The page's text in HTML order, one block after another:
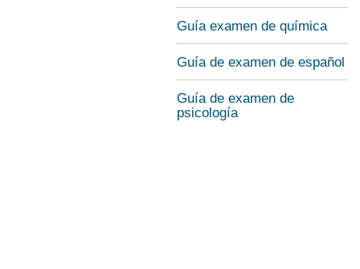
Guía examen de química
Guía de examen de español
Guía de examen de
psicología